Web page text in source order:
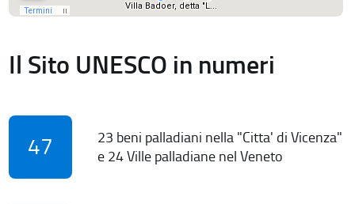
Il Sito UNESCO in numeri
47
23 beni palladiani nella "Citta' di Vicenza"
e 24 Ville palladiane nel Veneto